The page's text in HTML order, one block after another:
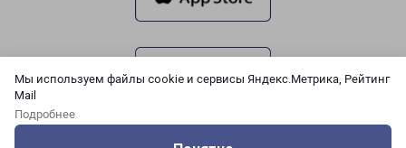
Мы используем файлы cookie и сервисы Яндекс.Метрика, Рейтинг
Mail
Подробнее